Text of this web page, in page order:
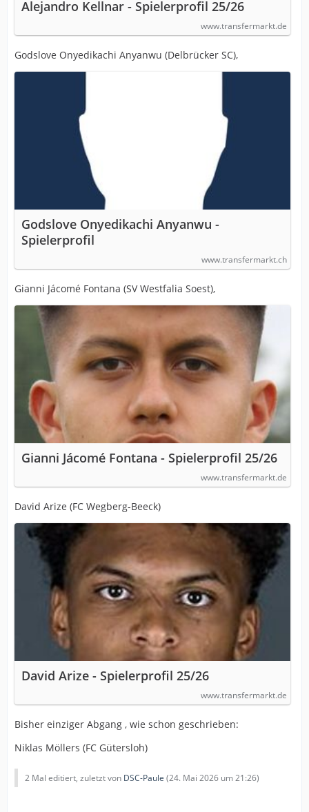
Alejandro Kellnar - Spielerprofil 25/26
www.transfermarkt.de
Godslove Onyedikachi Anyanwu (Delbrücker SC),
Godslove Onyedikachi Anyanwu -
Spielerprofil
www.transfermarkt.ch
Gianni Jácomé Fontana (SV Westfalia Soest),
Gianni Jácomé Fontana - Spielerprofil 25/26
www.transfermarkt.de
David Arize (FC Wegberg-Beeck)
David Arize - Spielerprofil 25/26
www.transfermarkt.de
Bisher einziger Abgang , wie schon geschrieben:
Niklas Möllers (FC Gütersloh)
2 Mal editiert, zuletzt von DSC-Paule (24. Mai 2026 um 21:26)